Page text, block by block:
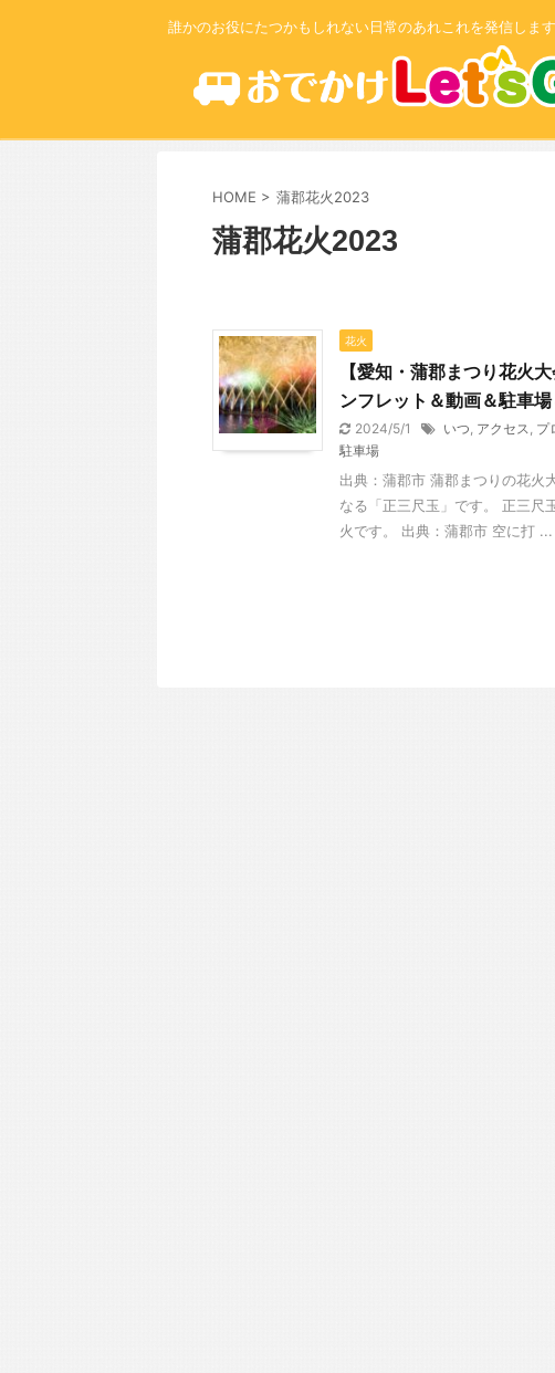
誰かのお役にたつかもしれない日常のあれこれを発信します
HOME > 蒲郡花火2023
蒲郡花火2023
花火
【愛知・蒲郡まつり花火
ンフレット＆動画＆駐車
2024/5/1 いつ, アクセス, プ
駐車場
出典：蒲郡市 蒲郡まつりの花火
なる「正三尺玉」です。 正三
火です。 出典：蒲郡市 空に打 ...